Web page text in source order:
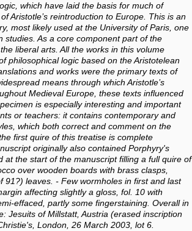
which have laid the basis for much of
Aristotle’s reintroduction to Europe. This is an
most likely used at the University of Paris, one
studies. As a core component part of the
liberal arts. All the works in this volume
philosophical logic based on the Aristotelean
and works were the primary texts of
means through which Aristotle’s
Medieval Europe, these texts influenced
is especially interesting and important
or teachers: it contains contemporary and
which both correct and comment on the
first quire of this treatise is complete
originally also contained Porphyry's
the start of the manuscript filling a full quire of
over wooden boards with brass clasps,
leaves. - Few wormholes in first and last
affecting slightly a gloss, fol. 10 with
effaced, partly some fingerstaining. Overall in
Jesuits of Millstatt, Austria (erased inscription
London, 26 March 2003, lot 6.